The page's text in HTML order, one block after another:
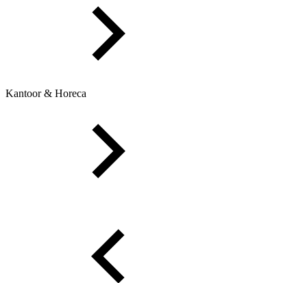
Kantoor & Horeca